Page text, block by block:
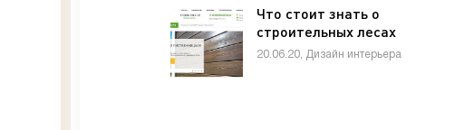
Что стоит знать о
строительных лесах
20.06.20, Дизайн интерьера